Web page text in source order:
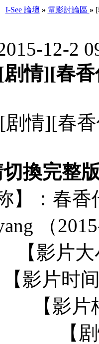
I-See 論壇 » 電影討論區 »
12-2
情][春
情][春
換完整
】：春
（
【影片
【影片时
【影
【